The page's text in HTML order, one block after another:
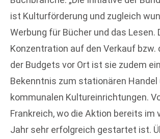
ist Kulturförderung und zugleich
Werbung für Bücher und das Lesen.
Konzentration auf den Verkauf bzw.
der Budgets vor Ort ist sie zudem
Bekenntnis zum stationären Handel
kommunalen Kultureinrichtungen.
Frankreich, wo die Aktion bereits im
Jahr sehr erfolgreich gestartet ist.